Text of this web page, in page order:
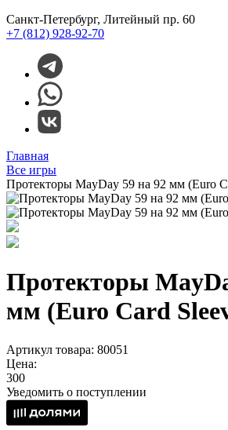
Санкт-Петербург, Литейный пр. 60
+7 (812) 928-92-70
Главная
Все игры
Протекторы MayDay 59 на 92 мм (Euro
Протекторы
мм (Euro Card
Артикул товара: 80051
Цена:
300
Уведомить о поступлении